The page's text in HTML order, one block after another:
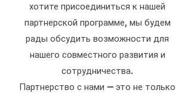
хотите присоединиться к нашей
партнерской программе, мы будем
рады обсудить возможности для
нашего совместного развития и
сотрудничества.
Партнерство с нами — это не только